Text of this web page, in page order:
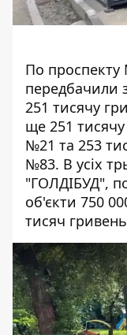
По
передбачили
251 тисячу
ще 251
№21 та 253
№83. В усіх
"ГОЛДІБУД",
об'єкти 750
тисяч